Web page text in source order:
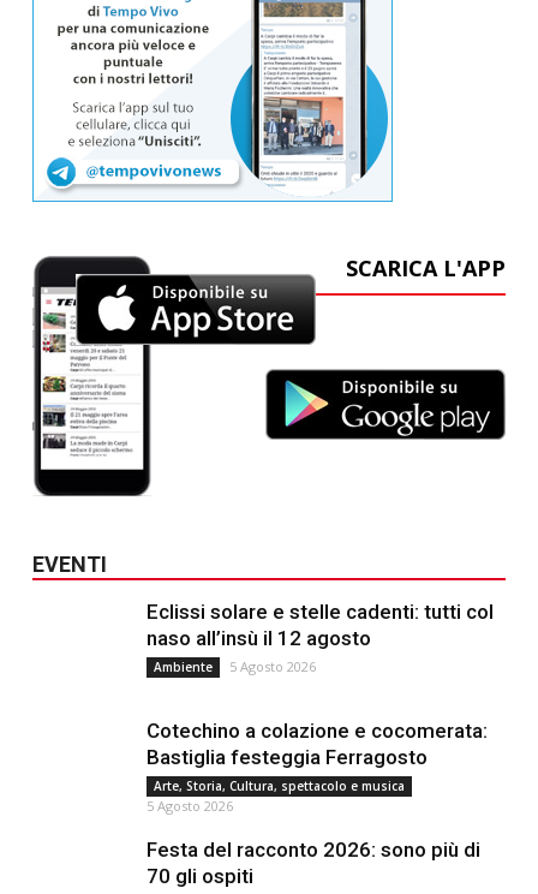
SCARICA L'APP
EVENTI
Eclissi solare e stelle cadenti: tutti col
naso all’insù il 12 agosto
Ambiente 5 Agosto 2026
Cotechino a colazione e cocomerata:
Bastiglia festeggia Ferragosto
Arte, Storia, Cultura, spettacolo e musica
5 Agosto 2026
Festa del racconto 2026: sono più di
70 gli ospiti